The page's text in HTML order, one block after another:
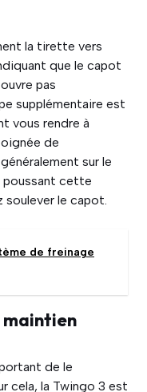
la tirette vers
que le capot
pas
supplémentaire est
vous rendre à
de
sur le
poussant cette
soulever le capot.
de freinage
de le
cela, la Twingo 3 est